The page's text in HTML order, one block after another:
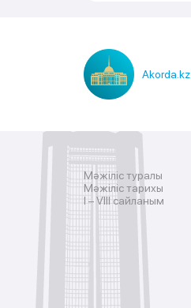
Akorda.kz
Мәжіліс туралы
Мәжіліс тарихы
I – VIII сайланым